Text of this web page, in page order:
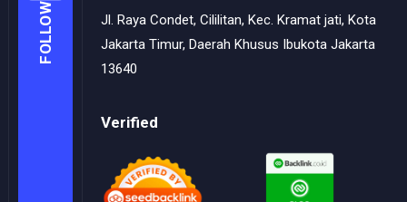
FOLLOW
Jl. Raya Condet, Cililitan, Kec. Kramat jati, Kota
Jakarta Timur, Daerah Khusus Ibukota Jakarta
13640
Verified